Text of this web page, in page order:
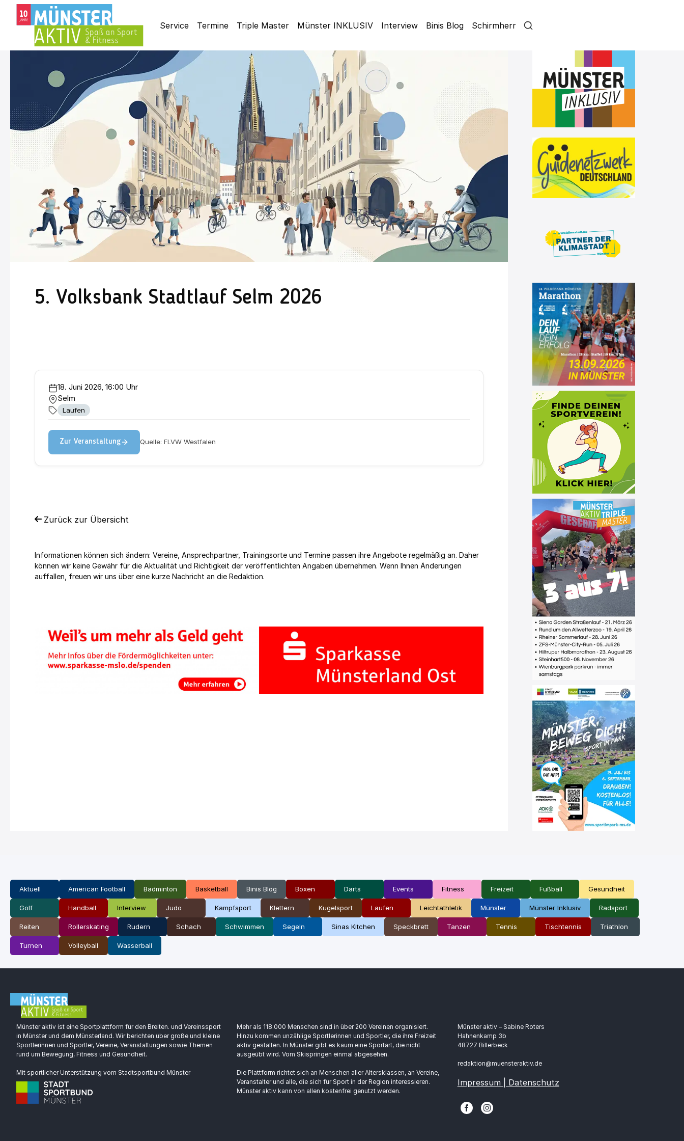
Service Termine Triple Master Münster INKLUSIV Interview Binis Blog Schirmherr
5. Volksbank Stadtlauf Selm 2026
18. Juni 2026, 16:00 Uhr
Selm
Laufen
Zur Veranstaltung Quelle: FLVW Westfalen
Zurück zur Übersicht
Informationen können sich ändern: Vereine, Ansprechpartner, Trainingsorte und Termine passen ihre Angebote regelmäßig an. Daher
können wir keine Gewähr für die Aktualität und Richtigkeit der veröffentlichten Angaben übernehmen. Wenn Ihnen Änderungen
auffallen, freuen wir uns über eine kurze Nachricht an die Redaktion.
Aktuell American Football Badminton Basketball Binis Blog Boxen Darts Events Fitness Freizeit Fußball Gesundheit
Golf Handball Interview Judo Kampfsport Klettern Kugelsport Laufen Leichtathletik Münster Münster Inklusiv Radsport
Reiten Rollerskating Rudern Schach Schwimmen Segeln Sinas Kitchen Speckbrett Tanzen Tennis Tischtennis Triathlon
Turnen Volleyball Wasserball
Münster aktiv ist eine Sportplattform für den Breiten. und Vereinssport
in Münster und dem Münsterland. Wir berichten über große und kleine
Sportlerinnen und Sportler, Vereine, Veranstaltungen sowie Themen
rund um Bewegung, Fitness und Gesundheit.
Mit sportlicher Unterstützung vom Stadtsportbund Münster
Mehr als 118.000 Menschen sind in über 200 Vereinen organisiert.
Hinzu kommen unzählige Sportlerinnen und Sportler, die ihre Freizeit
aktiv gestalten. In Münster gibt es kaum eine Sportart, die nicht
ausgeübt wird. Vom Skispringen einmal abgesehen.
Die Plattform richtet sich an Menschen aller Altersklassen, an Vereine,
Veranstalter und alle, die sich für Sport in der Region interessieren.
Münster aktiv kann von allen kostenfrei genutzt werden.
Münster aktiv – Sabine Roters
Hahnenkamp 3b
48727 Billerbeck
redaktion@muensteraktiv.de
Impressum | Datenschutz